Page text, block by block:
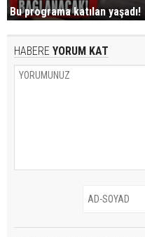
Bu programa katılan yaşadı!
HABERE YORUM KAT